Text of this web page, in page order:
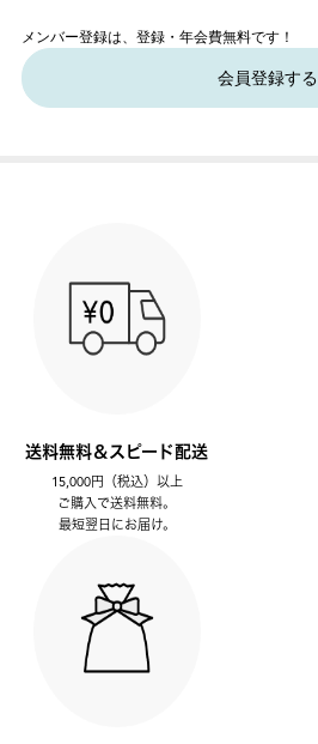
メンバー登録は、登録・年会費無料です！
会員登録する
送料無料＆スピード配送
15,000円（税込）以上
ご購入で送料無料。
最短翌日にお届け。